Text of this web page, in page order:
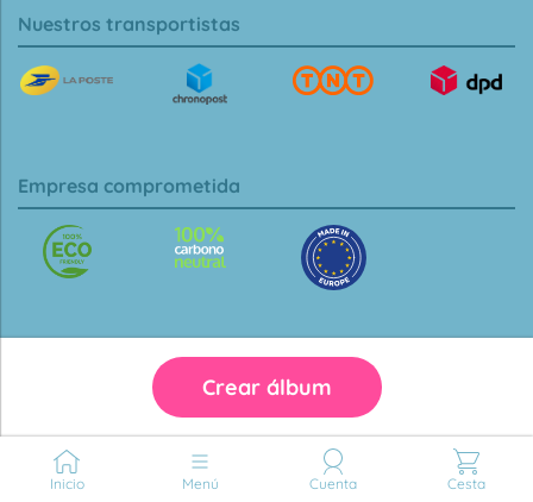
Inicio Menú Cuenta Cesta
Crear álbum
Nuestros transportistas
Empresa comprometida